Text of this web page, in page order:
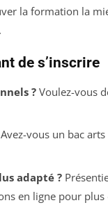
la formation la
de s’inscrire
?Voulez-vous
vous un bac
adapté ?
en ligne pour